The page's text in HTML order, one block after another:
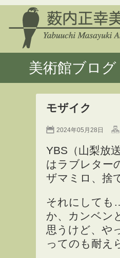
美術館ブロ
モザイク
2024年05月28日
YBS（山梨放
はラブレター
ザマミロ、捨
それにしても
か、カンベン
思うけど、や
ってのも耐え